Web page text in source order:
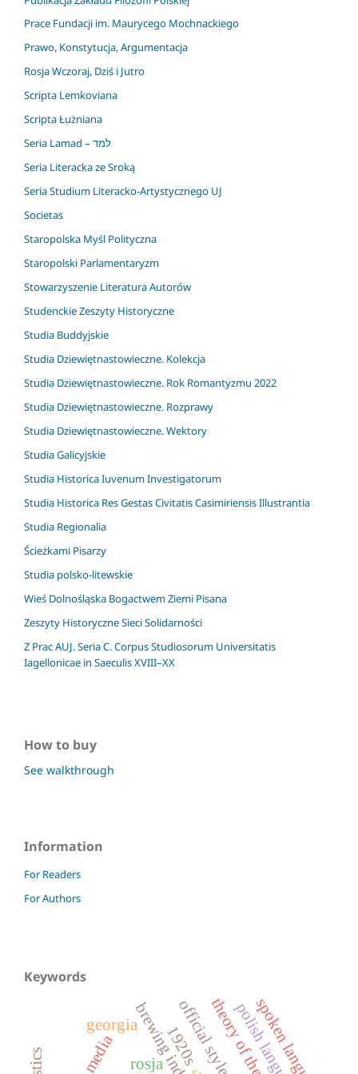
Prace Fundacji im. Maurycego Mochnackiego
Prawo, Konstytucja, Argumentacja
Rosja Wczoraj, Dziś i Jutro
Scripta Lemkoviana
Scripta Łużniana
Seria Lamad – למד
Seria Literacka ze Sroką
Seria Studium Literacko-Artystycznego UJ
Societas
Staropolska Myśl Polityczna
Staropolski Parlamentaryzm
Stowarzyszenie Literatura Autorów
Studenckie Zeszyty Historyczne
Studia Buddyjskie
Studia Dziewiętnastowieczne. Kolekcja
Studia Dziewiętnastowieczne. Rok Romantyzmu 2022
Studia Dziewiętnastowieczne. Rozprawy
Studia Dziewiętnastowieczne. Wektory
Studia Galicyjskie
Studia Historica Iuvenum Investigatorum
Studia Historica Res Gestas Civitatis Casimiriensis Illustrantia
Studia Regionalia
Ścieżkami Pisarzy
Studia polsko-litewskie
Wieś Dolnośląska Bogactwem Ziemi Pisana
Zeszyty Historyczne Sieci Solidarności
Z Prac AUJ. Seria C. Corpus Studiosorum Universitatis
Iagellonicae in Saeculis XVIII–XX
How to buy
See walkthrough
Information
For Readers
For Authors
Keywords
media polish language
spoken language
rosja official style
georgia 1920s